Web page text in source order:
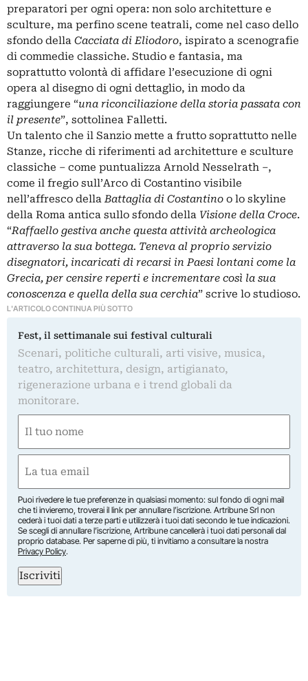
preparatori per ogni opera: non solo architetture e
sculture, ma perfino scene teatrali, come nel caso dello
sfondo della Cacciata di Eliodoro, ispirato a scenografie
di commedie classiche. Studio e fantasia, ma
soprattutto volontà di affidare l’esecuzione di ogni
opera al disegno di ogni dettaglio, in modo da
raggiungere “una riconciliazione della storia passata con
il presente”, sottolinea Falletti.
Un talento che il Sanzio mette a frutto soprattutto nelle
Stanze, ricche di riferimenti ad architetture e sculture
classiche ‒ come puntualizza Arnold Nesselrath ‒,
come il fregio sull’Arco di Costantino visibile
nell’affresco dellaBattaglia di Costantino o lo skyline
della Roma antica sullo sfondo della Visione della Croce.
“Raffaello gestiva anche questa attività archeologica
attraverso la sua bottega. Teneva al proprio servizio
disegnatori, incaricati di recarsi in Paesi lontani come la
Grecia, per censire reperti e incrementare così la sua
conoscenza e quella della sua cerchia” scrive lo studioso.
L'ARTICOLO CONTINUA PIÙ SOTTO
Fest, il settimanale sui festival culturali
Scenari, politiche culturali, arti visive, musica,
teatro, architettura, design, artigianato,
rigenerazione urbana e i trend globali da
monitorare.
(Required)
First
(Required)
Puoi rivedere le tue preferenze in qualsiasi momento: sul fondo di ogni mail
che ti invieremo, troverai il link per annullare l’iscrizione. Artribune Srl non
cederà i tuoi dati a terze parti e utilizzerà i tuoi dati secondo le tue indicazioni.
Se scegli di annullare l’iscrizione, Artribune cancellerà i tuoi dati personali dal
proprio database. Per saperne di più, ti invitiamo a consultare la nostra
Privacy Policy.
Iscriviti